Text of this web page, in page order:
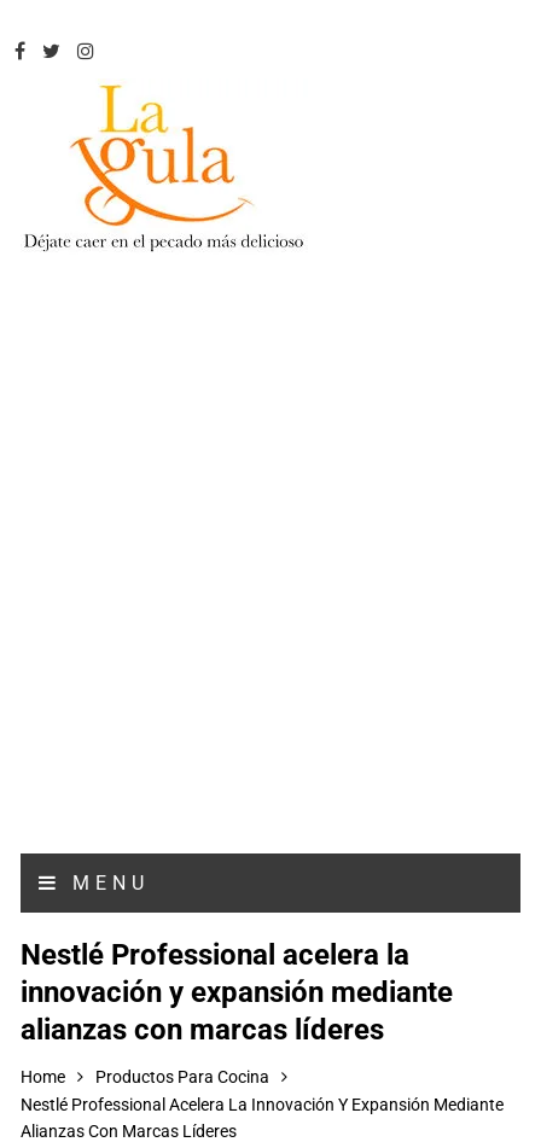
MENU
Nestlé Professional acelera la
innovación y expansión mediante
alianzas con marcas líderes
Home
Productos Para Cocina
Nestlé Professional Acelera La Innovación Y Expansión Mediante
Alianzas Con Marcas Líderes